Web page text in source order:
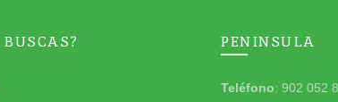
BUSCAS? PENINSULA
Teléfono: 902 052